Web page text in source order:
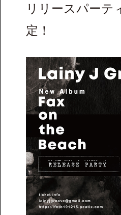
リリースパーテ
定！